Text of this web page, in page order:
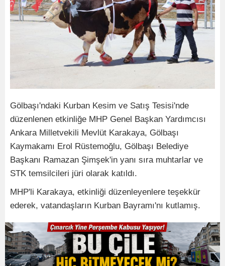
Gölbaşı'ndaki Kurban Kesim ve Satış Tesisi'nde
düzenlenen etkinliğe MHP Genel Başkan Yardımcısı
Ankara Milletvekili Mevlüt Karakaya, Gölbaşı
Kaymakamı Erol Rüstemoğlu, Gölbaşı Belediye
Başkanı Ramazan Şimşek'in yanı sıra muhtarlar ve
STK temsilcileri jüri olarak katıldı.
MHP'li Karakaya, etkinliği düzenleyenlere teşekkür
ederek, vatandaşların Kurban Bayramı'nı kutlamış.